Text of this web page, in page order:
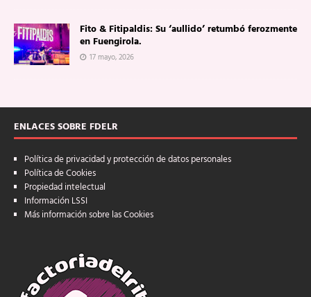
Fito & Fitipaldis: Su ‘aullido’ retumbó ferozmente
en Fuengirola.
17 mayo, 2026
ENLACES SOBRE FDELR
Política de privacidad y protección de datos personales
Política de Cookies
Propiedad intelectual
Información LSSI
Más información sobre las Cookies